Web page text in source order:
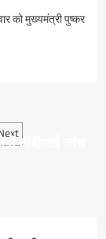
को मुख्यमंत्री पुष्कर
सीबीआई जांच